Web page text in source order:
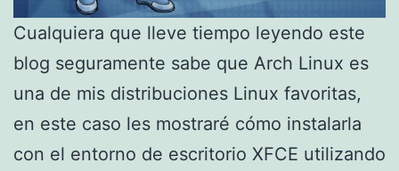
Cualquiera que lleve tiempo leyendo este
blog seguramente sabe que Arch Linux es
una de mis distribuciones Linux favoritas,
en este caso les mostraré cómo instalarla
con el entorno de escritorio XFCE utilizando